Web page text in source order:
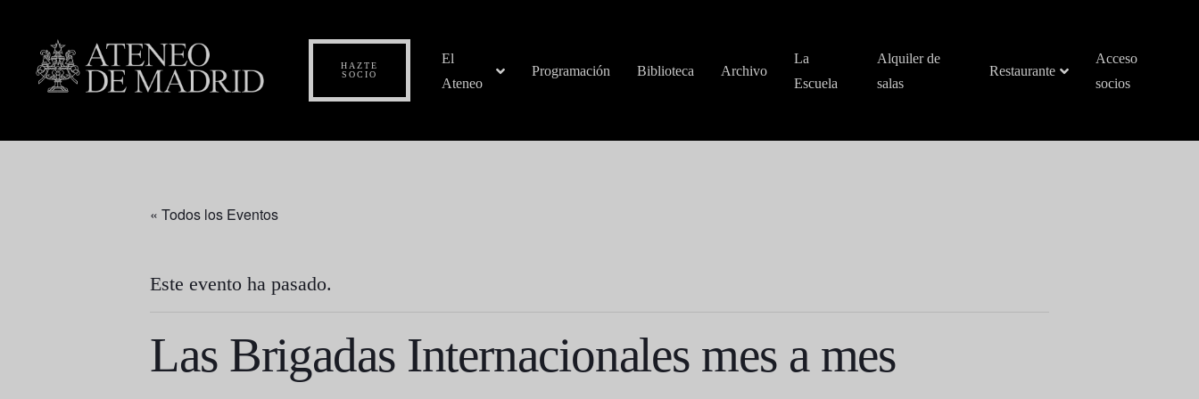
HAZTE
SOCIO
El
Ateneo
Programación Biblioteca Archivo
La
Escuela
Alquiler de
salas
Restaurante
Acceso
socios
« Todos los Eventos
Este evento ha pasado.
Las Brigadas Internacionales mes a mes